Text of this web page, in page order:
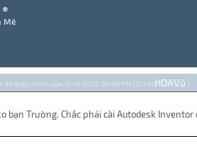
Mê
đã được chỉnh sửa: 11-19-2012, 06:04 PM {2} bởi HOAVũ .)
bạn Trường. Chắc phải cài Autodesk